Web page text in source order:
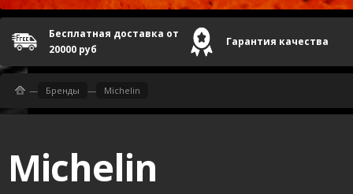
Michelin
— Бренды — Michelin
Бесплатная доставка от
20000 руб
Гарантия качества